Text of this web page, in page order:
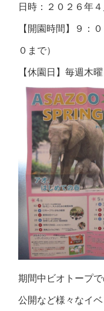
日時：２０２６年
【開園時間】９：
０まで）
【休園日】毎週木
期間中ビオトープ
公開など様々なイ